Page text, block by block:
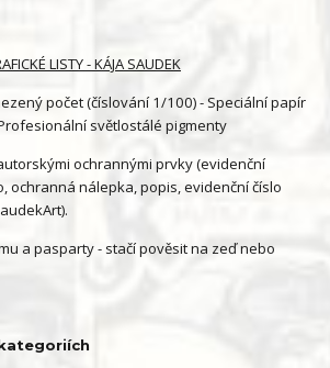
LISTY - KÁJA SAUDEK
počet (číslování 1/100) - Speciální papír
světlostálé pigmenty
ochrannými prvky (evidenční
ochranná nálepka, popis, evidenční číslo
a pasparty - stačí pověsit na zeď nebo